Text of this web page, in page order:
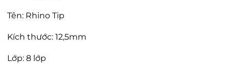
Tên: Rhino Tip
Kích thước: 12,5mm
Lớp: 8 lớp